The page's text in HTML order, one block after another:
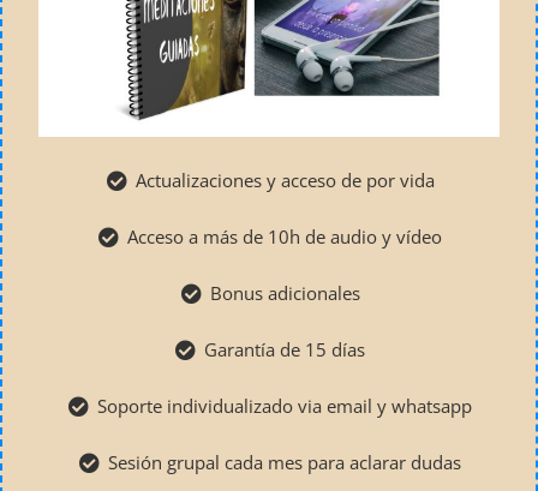
Actualizaciones y acceso de por vida
Acceso a más de 10h de audio y vídeo
Bonus adicionales
Garantía de 15 días
Soporte individualizado via email y whatsapp
Sesión grupal cada mes para aclarar dudas